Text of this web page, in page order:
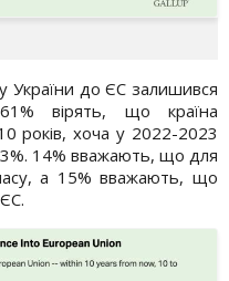
України до ЄС залишився
вірять, що країна
років, хоча у 2022-2023
14% вважають, що для
а 15% вважають, що